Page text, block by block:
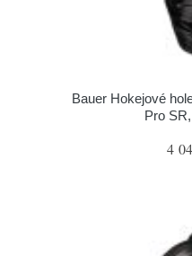
Bauer Hokejové
Pro
4